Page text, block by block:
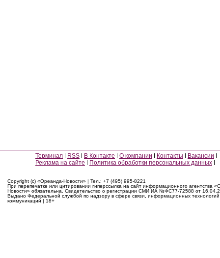
Терминал RSS В Контакте О компании Контакты
Вакансии
Реклама на сайте
Политика обработки персональных данных
Copyright (c) «Ореанда-Новости» | Тел.: +7 (495) 995-8221
При перепечатке или цитировании гиперссылка на сайт информационного агентства
Новости» обязательна. Свидетельство о регистрации СМИ ИА №ФС77-72588 от
Выдано Федеральной службой по надзору в сфере связи, информационных
коммуникаций | 18+